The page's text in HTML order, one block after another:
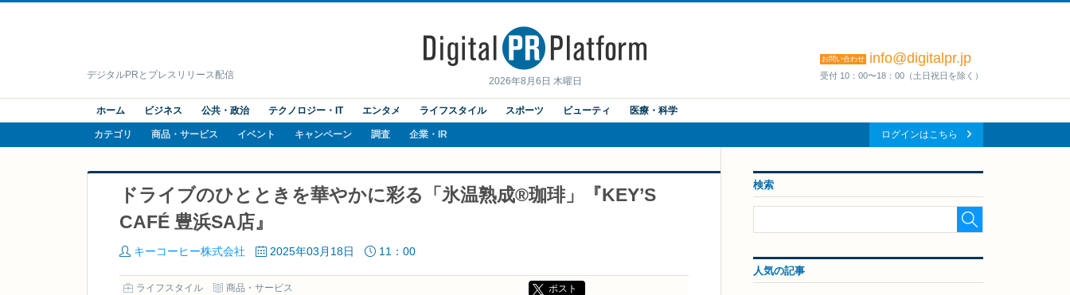
2026年8月6日 木曜日
デジタルPRとプレスリリース配信
お問い合わせ info@digitalpr.jp
受付 10：00〜18：00（土日祝日を除く）
ホーム ビジネス 公共・政治 テクノロジー・IT エンタメ ライフスタイル スポーツ ビューティ 医療・科学
カテゴリ 商品・サービス イベント キャンペーン 調査 企業・IR ログインはこちら
ドライブのひとときを華やかに彩る「氷温熟成®珈琲」『KEY’S
CAFÉ 豊浜SA店』
キーコーヒー株式会社 2025年03月18日 11：00
ライフスタイル 商品・サービス ポスト
検索
人気の記事